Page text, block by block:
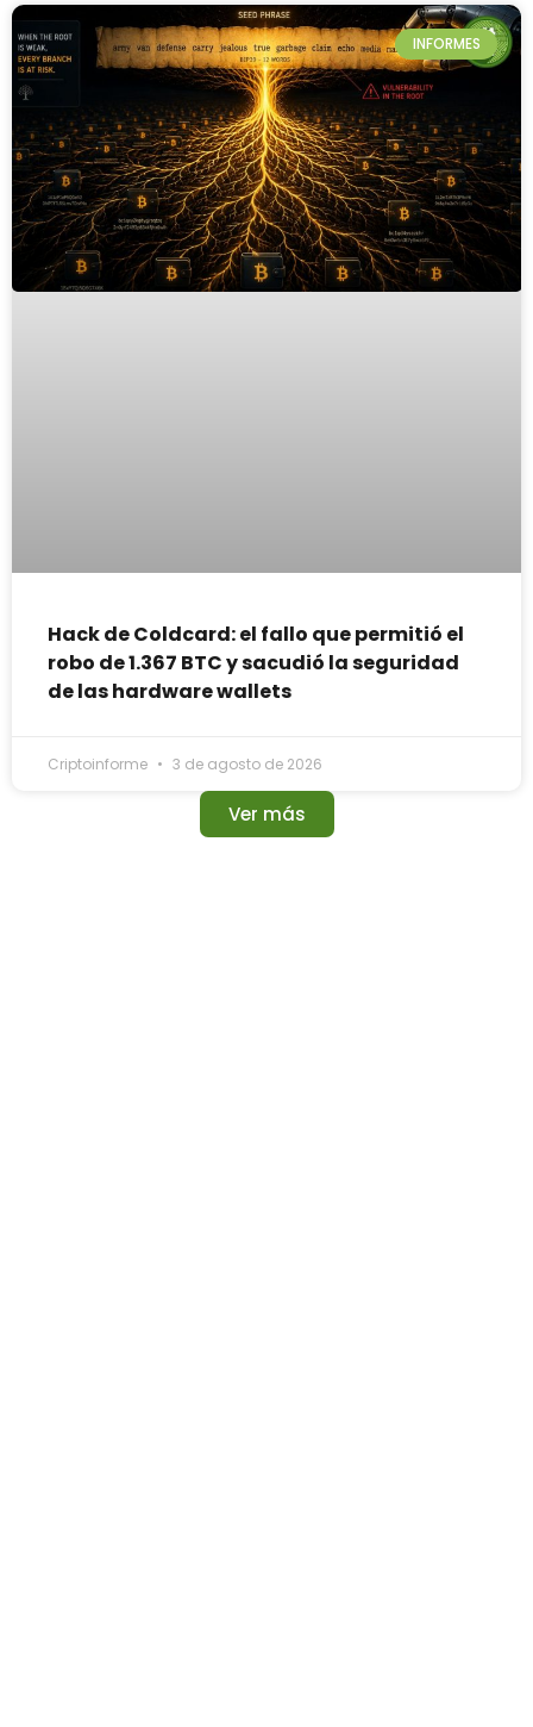
INFORMES
Hack de Coldcard: el fallo que permitió el
robo de 1.367 BTC y sacudió la seguridad
de las hardware wallets
Criptoinforme 3 de agosto de 2026
Ver más